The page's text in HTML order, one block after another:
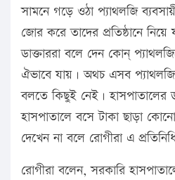
সামনে গড়ে ওঠা প্যাথলজি
জোর করে তাদের প্রতিষ্ঠানে
ডাক্তাররা বলে দেন কোন্
ঐভাবে যায়। অথচ এসব
বলতে কিছুই নেই। হাসপাতালের
হাসপাতালে বসে টাকা ছাড়া
দেখেন না বলে রোগীরা এ
রোগীরা বলেন, সরকারি